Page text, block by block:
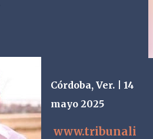
Córdoba, Ver. | 14
mayo 2025
www.tribunali